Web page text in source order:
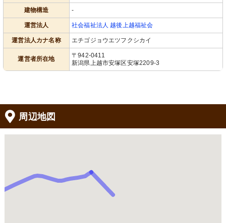
建物構造 -
運営法人 社会福祉法人 越後上越福祉会
運営法人カナ名称 エチゴジョウエツフクシカイ
運営者所在地
〒942-0411
新潟県上越市安塚区安塚2209-3
周辺地図